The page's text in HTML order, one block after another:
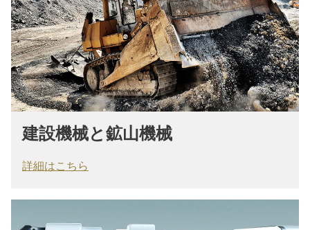
建設機械と鉱山機械
詳細はこちら